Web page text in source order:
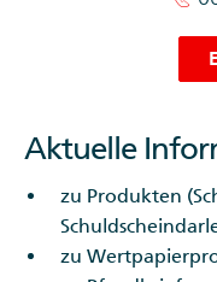
Aktuelle
zu Produkten
zu